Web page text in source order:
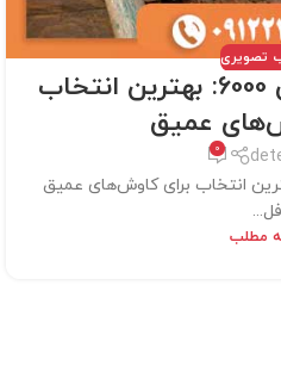
تصویری
فلزیاب ای ایکس پی 6000: بهترین انتخاب
عمیق
0
ای ایکس پی 6000: بهترین انتخاب برای کاوش‌های عمیق
فل...
مطلب